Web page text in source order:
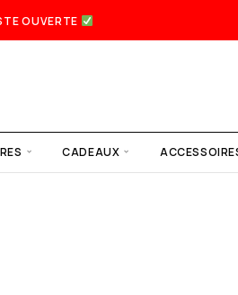
OUVERTE
CADEAUX